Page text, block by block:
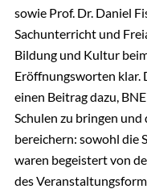
sowie Prof. Dr. Daniel
Sachunterricht und
Bildung und Kultur
Eröffnungsworten klar.
einen Beitrag dazu,
Schulen zu bringen
bereichern: sowohl die
waren begeistert von
des